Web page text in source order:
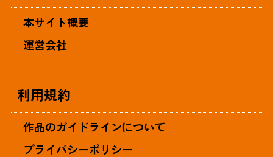
本サイト概要
運営会社
利用規約
作品のガイドラインについて
プライバシーポリシー